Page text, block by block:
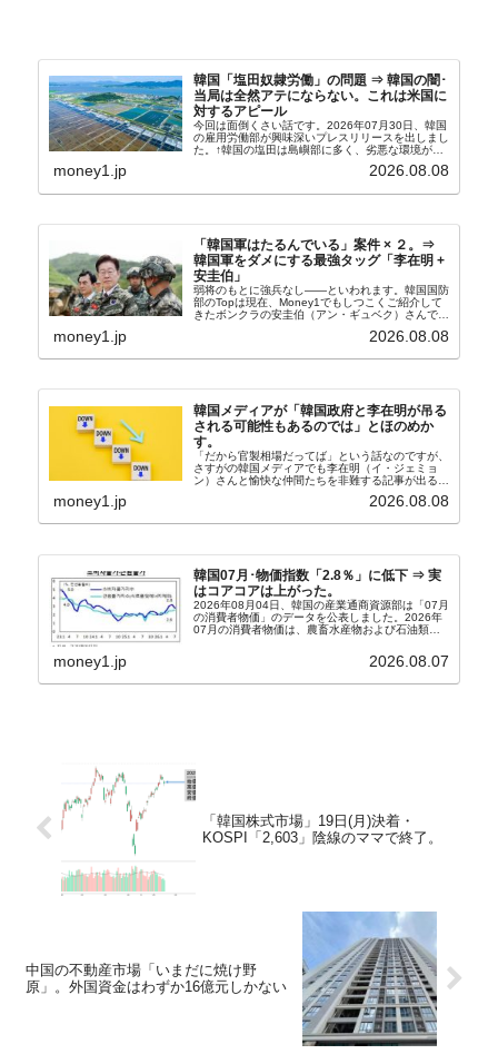
韓国「塩田奴隷労働」の問題 ⇒ 韓国の闇･
当局は全然アテにならない。これは米国に
対するアピール
今回は面倒くさい話です。2026年07月30日、韓国
の雇用労働部が興味深いプレスリリースを出しまし
た。↑韓国の塩田は島嶼部に多く、劣悪な環境が一
たといわれます（後述）。これは、いわゆる「塩田
money1.jp 2026.08.08
「韓国軍はたるんでいる」案件 × ２。⇒
韓国軍をダメにする最強タッグ「李在明 +
安圭伯」
弱将のもとに強兵なし――といわれます。韓国国防
部のTopは現在、Money1でもしつこくご紹介して
きたボンクラの安圭伯（アン・ギュベク）さんで
さんと「韓国初の文官上がり」の国防部長官安圭伯
money1.jp 2026.08.08
韓国メディアが「韓国政府と李在明が吊る
される可能性もあるのでは」とほのめか
す。
「だから官製相場だってば」という話なのですが、
さすがの韓国メディアでも李在明（イ・ジェミョ
ン）さんと愉快な仲間たちを非難する記事が出るよ
『朝鮮日報』に面白い記事が出ています。「東西南
money1.jp 2026.08.08
韓国07月･物価指数「2.8％」に低下 ⇒ 実
はコアコアは上がった。
2026年08月04日、韓国の産業通商資源部は「07月
の消費者物価」のデータを公表しました。2026年
07月の消費者物価は、農畜水産物および石油類の
2.8％上昇（06月は3.2％）となり、上昇率は前...
money1.jp 2026.08.07
「韓国株式市場」19日(月)決着・
KOSPI「2,603」陰線のママで終了。
中国の不動産市場「いまだに焼け野
原」。外国資金はわずか16億元しかない